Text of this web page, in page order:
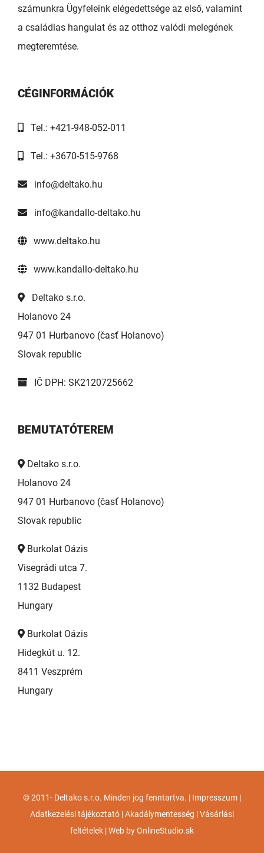
számunkra Ügyfeleink elégedettsége az első, valamint
a családias hangulat és az otthoz valódi melegének
megteremtése.
CÉGINFORMÁCIÓK
Tel.: +421-948-052-011
Tel.: +3670-515-9768
info@deltako.hu
info@kandallo-deltako.hu
www.deltako.hu
www.kandallo-deltako.hu
Deltako s.r.o.
Holanovo 24
947 01 Hurbanovo (časť Holanovo)
Slovak republic
IČ DPH: SK2120725662
BEMUTATÓTEREM
Deltako s.r.o.
Holanovo 24
947 01 Hurbanovo (časť Holanovo)
Slovak republic
Burkolat Oázis
Visegrádi utca 7.
1132 Budapest
Hungary
Burkolat Oázis
Hidegkút u. 12.
8411 Veszprém
Hungary
© 2011- Deltako s.r.o. Minden jog fenntartva. | Impresszum |
Adatkezelési tájékoztató |Akadálymentesség |Vásárlási
feltételek | Web byOnlineStudio.sk